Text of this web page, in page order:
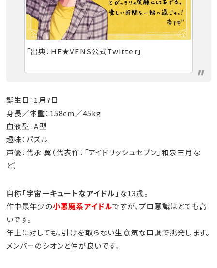
「出典： HE★VENS公式Twitter 」
誕生日：1月7日
身長／体重：158cm／45kg
血液型：A型
趣味：パズル
声優：代永 翼（代表作：「アイドリッシュセブン」和泉三月な
ど）
自称「宇宙一キュートなアイドル」 な13歳。
作中最年少の小悪魔系アイドルですが、プロ意識はとても高
いです。
年上に対しても、引けを取らない生意気な口調で挑発します。
メンバーのシオンと仲が良いです。